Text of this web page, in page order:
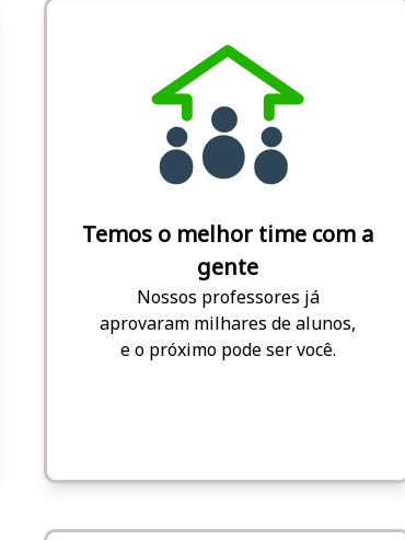
Temos o melhor time com a
gente
Nossos professores já
aprovaram milhares de alunos,
e o próximo pode ser você.